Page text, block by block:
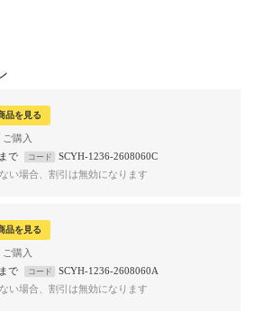
品を見る
で コード
SCYH-1236-2608060C
い場合、割引は無効になります
品を見る
で コード
SCYH-1236-2608060A
い場合、割引は無効になります